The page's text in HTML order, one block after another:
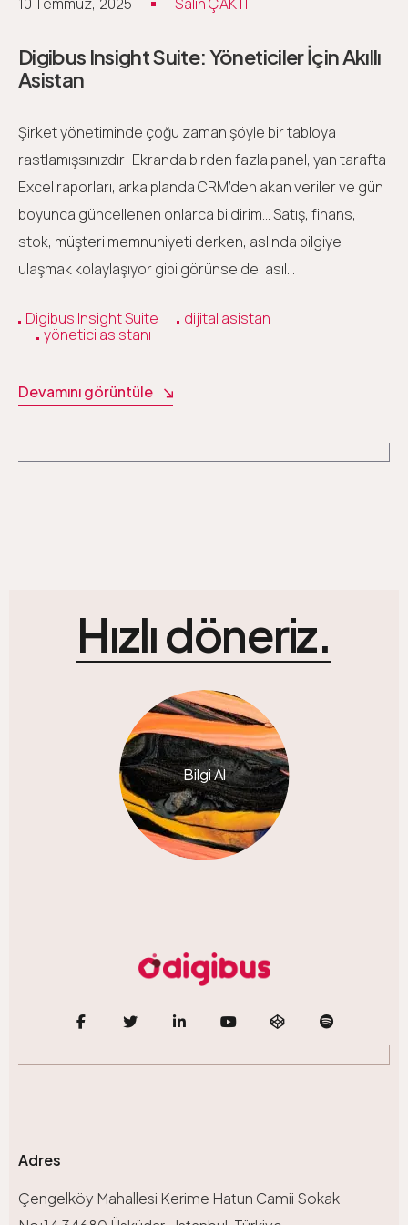
Digibus Insight Suite: Yöneticiler İçin Akıllı
Asistan
Şirket yönetiminde çoğu zaman şöyle bir tabloya
rastlamışsınızdır: Ekranda birden fazla panel, yan tarafta
Excel raporları, arka planda CRM’den akan veriler ve gün
boyunca güncellenen onlarca bildirim… Satış, finans,
stok, müşteri memnuniyeti derken, aslında bilgiye
ulaşmak kolaylaşıyor gibi görünse de, asıl…
Digibus Insight Suite
dijital asistan
yönetici asistanı
Devamını görüntüle
Hızlı döneriz.
Bilgi Al
Adres
Çengelköy Mahallesi Kerime Hatun Camii Sokak